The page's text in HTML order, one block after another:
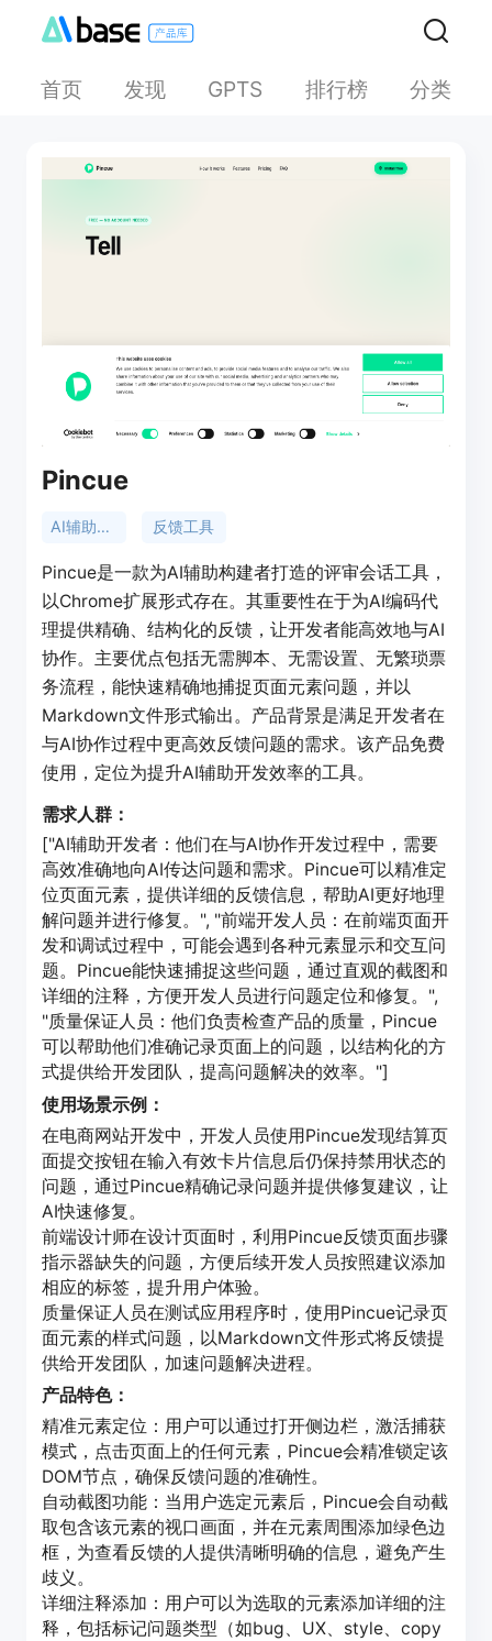
首页 发现 GPTS 排行榜 分类
Pincue
AI辅助开发 反馈工具
Pincue是一款为AI辅助构建者打造的评审会话工具，
以Chrome扩展形式存在。其重要性在于为AI编码代
理提供精确、结构化的反馈，让开发者能高效地与AI
协作。主要优点包括无需脚本、无需设置、无繁琐票
务流程，能快速精确地捕捉页面元素问题，并以
Markdown文件形式输出。产品背景是满足开发者在
与AI协作过程中更高效反馈问题的需求。该产品免费
使用，定位为提升AI辅助开发效率的工具。
需求人群：
["AI辅助开发者：他们在与AI协作开发过程中，需要
高效准确地向AI传达问题和需求。Pincue可以精准定
位页面元素，提供详细的反馈信息，帮助AI更好地理
解问题并进行修复。", "前端开发人员：在前端页面开
发和调试过程中，可能会遇到各种元素显示和交互问
题。Pincue能快速捕捉这些问题，通过直观的截图和
详细的注释，方便开发人员进行问题定位和修复。",
"质量保证人员：他们负责检查产品的质量，Pincue
可以帮助他们准确记录页面上的问题，以结构化的方
式提供给开发团队，提高问题解决的效率。"]
使用场景示例：
在电商网站开发中，开发人员使用Pincue发现结算页
面提交按钮在输入有效卡片信息后仍保持禁用状态的
问题，通过Pincue精确记录问题并提供修复建议，让
AI快速修复。
前端设计师在设计页面时，利用Pincue反馈页面步骤
指示器缺失的问题，方便后续开发人员按照建议添加
相应的标签，提升用户体验。
质量保证人员在测试应用程序时，使用Pincue记录页
面元素的样式问题，以Markdown文件形式将反馈提
供给开发团队，加速问题解决进程。
产品特色：
精准元素定位：用户可以通过打开侧边栏，激活捕获
模式，点击页面上的任何元素，Pincue会精准锁定该
DOM节点，确保反馈问题的准确性。
自动截图功能：当用户选定元素后，Pincue会自动截
取包含该元素的视口画面，并在元素周围添加绿色边
框，为查看反馈的人提供清晰明确的信息，避免产生
歧义。
详细注释添加：用户可以为选取的元素添加详细的注
释，包括标记问题类型（如bug、UX、style、copy